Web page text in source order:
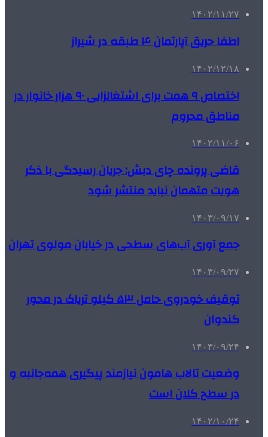
۱۴۰۲/۱۱/۲۷
اطفا حریق آپارتمان ۴ طبقه در شیراز
۱۴۰۲/۱۲/۱۸
اختصاص ۹ همت برای اشتغالزایی ۹۰ هزار خانوار در
مناطق محروم
۱۴۰۲/۱۱/۰۶
قاضی پرونده چای دبش: جریان رسیدگی با ذکر
هویت متهمان نباید منتشر شود
۱۴۰۳/۰۹/۱۷
جمع آوری آب‌های سطحی در خیابان مولوی تهران
۱۴۰۳/۰۹/۲۷
توقیف خودروی حامل ۵۳ کیلو تریاک در محور
کندوان
۱۴۰۳/۰۹/۲۴
وضعیت تالاب هامون نیازمند پیگیری همه‌جانبه و
در سطح کلان است
۱۴۰۲/۱۰/۲۴